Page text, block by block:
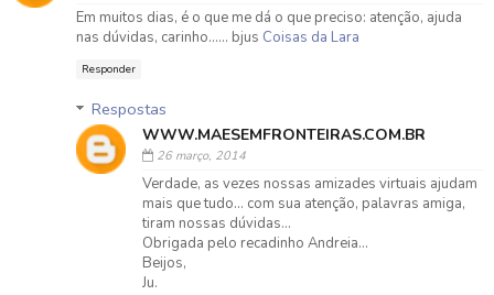
Em muitos dias, é o que me dá o que preciso: atenção, ajuda
nas dúvidas, carinho...... bjus Coisas da Lara
Responder
Respostas
WWW.MAESEMFRONTEIRAS.COM.BR
26 março, 2014
Verdade, as vezes nossas amizades virtuais ajudam
mais que tudo... com sua atenção, palavras amiga,
tiram nossas dúvidas...
Obrigada pelo recadinho Andreia...
Beijos,
Ju.